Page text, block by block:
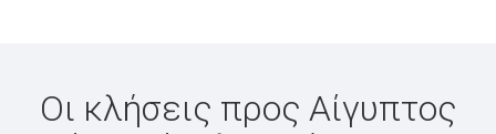
Οι κλήσεις προς Αίγυπτος